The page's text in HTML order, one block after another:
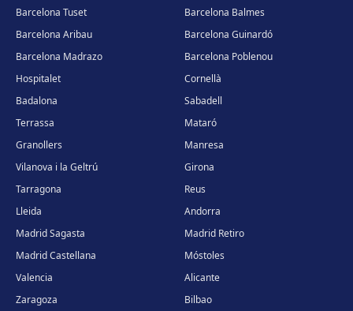
Barcelona Tuset
Barcelona Balmes
Barcelona Aribau
Barcelona Guinardó
Barcelona Madrazo
Barcelona Poblenou
Hospitalet
Cornellà
Badalona
Sabadell
Terrassa
Mataró
Granollers
Manresa
Vilanova i la Geltrú
Girona
Tarragona
Reus
Lleida
Andorra
Madrid Sagasta
Madrid Retiro
Madrid Castellana
Móstoles
Valencia
Alicante
Zaragoza
Bilbao